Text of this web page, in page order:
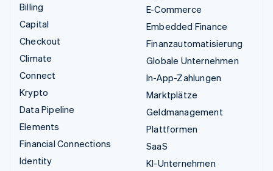
Billing
Capital
Checkout
Climate
Connect
Krypto
Data Pipeline
Elements
Financial Connections
Identity
E-Commerce
Embedded Finance
Finanzautomatisierung
Globale Unternehmen
In-App-Zahlungen
Marktplätze
Geldmanagement
Plattformen
SaaS
KI-Unternehmen